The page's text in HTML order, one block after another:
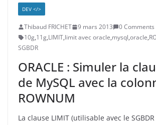
DEV </>
Thibaud FRICHET 9 mars 2013
0 Comments
10g,11g,LIMIT,limit avec oracle,mysql,oracle,
SGBDR
ORACLE : Simuler la
de MySQL avec la
ROWNUM
La clause LIMIT (utilisable avec le